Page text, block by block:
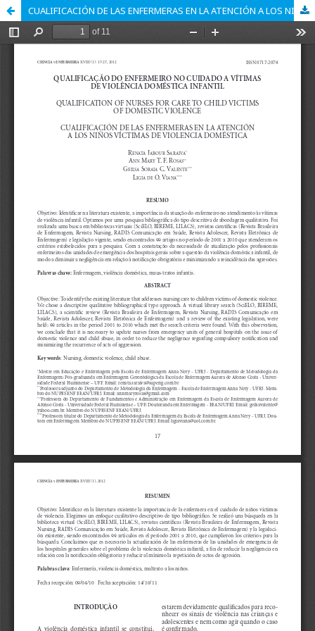
CUALIFICACIÓN DE LAS ENFERMERAS EN LA ATENCIÓN A LOS NIÑOS VÍCTIMAS DE VIOLENCIA DOMÉSTICA